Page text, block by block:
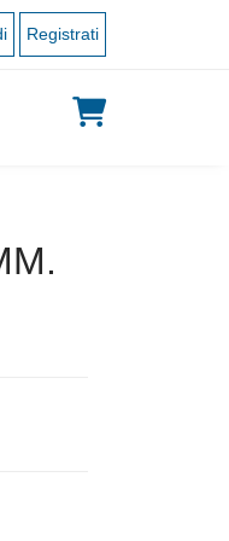
Registrati
€. €.